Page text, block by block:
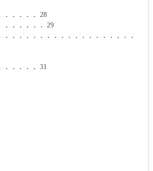
．．．．．28
．．．．．．29
．．．．．．．．．．．．．．．．．．
．．．．．31